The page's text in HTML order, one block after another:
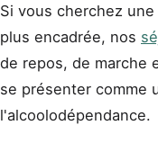
Si vous cherchez
plus encadrée, nos
de repos, de marche
se présenter comme
l'alcoolodépendance.